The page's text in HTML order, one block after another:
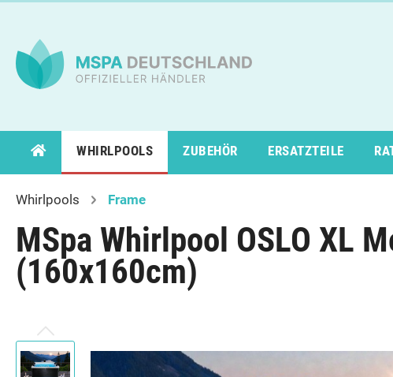
WHIRLPOOLS ZUBEHÖR ERSATZTEILE
Zur Kategorie Whirlpools
Comfort
Zur Kategorie Ratgeber
Wasserpflege
Zur Kategorie Videothek
Produktvorstellung
Whirlpools Frame
MSpa Whirlpool OSLO XL
(160x160cm)